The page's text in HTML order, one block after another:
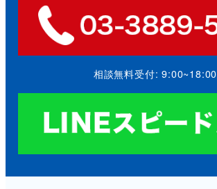
相談無料受付: 9:00~18:00